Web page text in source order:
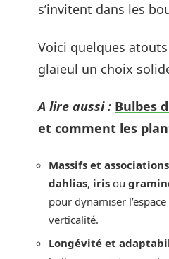
s’invitent dans les
Voici quelques
glaïeul un choix
A lire aussi : Bulbes
et comment les
Massifs et associations
dahlias, iris ou
pour dynamiser
verticalité.
Longévité et